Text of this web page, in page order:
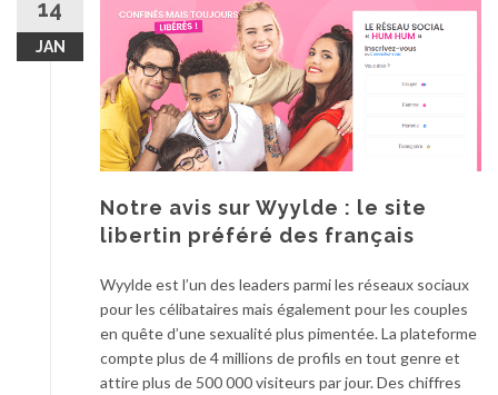
14
JAN
Notre avis sur Wyylde : le site
libertin préféré des français
Wyylde est l’un des leaders parmi les réseaux sociaux
pour les célibataires mais également pour les couples
en quête d’une sexualité plus pimentée. La plateforme
compte plus de 4 millions de profils en tout genre et
attire plus de 500 000 visiteurs par jour. Des chiffres